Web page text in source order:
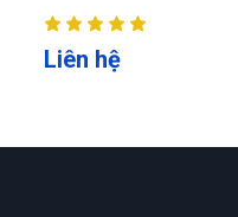
Liên hệ